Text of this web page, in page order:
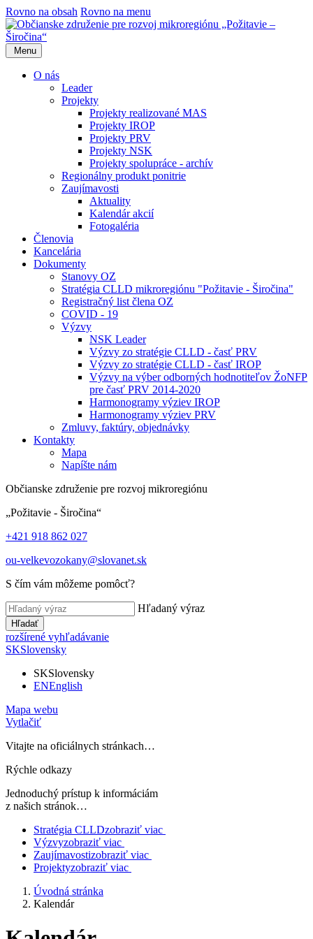
Rovno na obsah Rovno na menu
Menu
O nás
Leader
Projekty
Projekty realizované MAS
Projekty IROP
Projekty PRV
Projekty NSK
Projekty spolupráce - archív
Regionálny produkt ponitrie
Zaujímavosti
Aktuality
Kalendár akcií
Fotogaléria
Členovia
Kancelária
Dokumenty
Stanovy OZ
Stratégia CLLD mikroregiónu "Požitavie - Širočina"
Registračný list člena OZ
COVID - 19
Výzvy
NSK Leader
Výzvy zo stratégie CLLD - časť PRV
Výzvy zo stratégie CLLD - časť IROP
Výzvy na výber odborných hodnotiteľov ŽoNFP
pre časť PRV 2014-2020
Harmonogramy výziev IROP
Harmonogramy výziev PRV
Zmluvy, faktúry, objednávky
Kontakty
Mapa
Napíšte nám
Občianske združenie pre rozvoj mikroregiónu
„Požitavie - Širočina“
+421 918 862 027
ou-velkevozokany@slovanet.sk
S čím vám môžeme pomôcť?
Hľadaný výraz
Hľadať
rozšírené vyhľadávanie
SKSlovensky
SKSlovensky
ENEnglish
Mapa webu
Vytlačiť
Vitajte na oficiálnych stránkach…
Rýchle odkazy
Jednoduchý prístup k informáciám
z našich stránok…
Stratégia CLLDzobraziť viac
Výzvyzobraziť viac
Zaujímavostizobraziť viac
Projektyzobraziť viac
Úvodná stránka
Kalendár